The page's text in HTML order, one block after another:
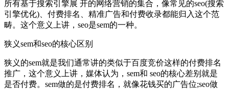
所有基于搜索引擎展 开的网络营销的集合，像常见的seo(搜索
引擎优化)、付费排名、精准广告和付费收录都能归入这个范
畴。这个意义上讲，seo是sem的一种。
狭义sem和seo的核心区别
狭义的sem就是我们通常讲的类似于百度竞价这样的付费排名
推广，这个意义上讲，媒体认为，sem和 seo的核心差别就是
是否付费。sem做的是付费排名，就像花钱买的广告位;seo做